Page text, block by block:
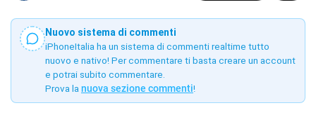
Nuovo sistema di commenti
iPhoneItalia ha un sistema di commenti realtime tutto
nuovo e nativo! Per commentare ti basta creare un account
e potrai subito commentare.
Prova la nuova sezione commenti!